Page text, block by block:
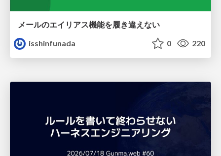
メールのエイリアス機能を履き違えない
isshinfunada
0 220